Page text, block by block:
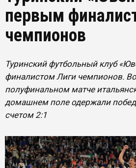
первым
чемпионов
Туринский футбольный клуб
финалистом Лиги чемпионов.
полуфинальном матче
домашнем поле одержали
счетом 2:1